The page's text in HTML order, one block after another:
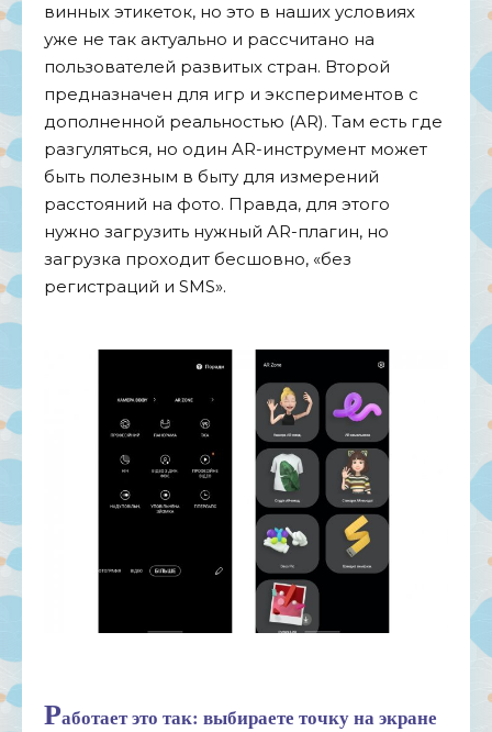
винных этикеток, но это в наших условиях
уже не так актуально и рассчитано на
пользователей развитых стран. Второй
предназначен для игр и экспериментов с
дополненной реальностью (AR). Там есть где
разгуляться, но один AR-инструмент может
быть полезным в быту для измерений
расстояний на фото. Правда, для этого
нужно загрузить нужный AR-плагин, но
загрузка проходит бесшовно, «без
регистраций и SMS».
Работает это так: выбираете точку на экране